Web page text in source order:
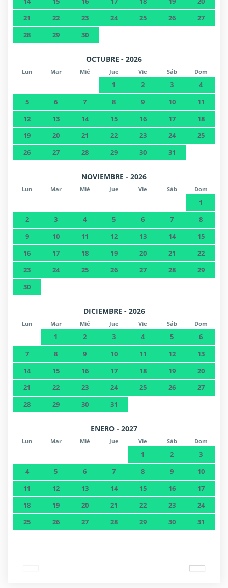
21
22 23 24 25 26
27
28
29 30
OCTUBRE - 2026
Lun Mar Mié Jue Vie Sáb Dom
1 2 3
4
5
6 7 8 9 10
11
12
13 14 15 16 17
18
19
20 21 22 23 24
25
26
27 28 29 30 31
NOVIEMBRE - 2026
Lun Mar Mié Jue Vie Sáb Dom
1
2
3 4 5 6 7
8
9
10 11 12 13 14
15
16
17 18 19 20 21
22
23
24 25 26 27 28
29
30
DICIEMBRE - 2026
Lun Mar Mié Jue Vie Sáb Dom
1 2 3 4 5
6
7
8 9 10 11 12
13
14
15 16 17 18 19
20
21
22 23 24 25 26
27
28
29 30 31
ENERO - 2027
Lun Mar Mié Jue Vie Sáb Dom
1 2
3
4
5 6 7 8 9
10
11
12 13 14 15 16
17
18
19 20 21 22 23
24
25
26 27 28 29 30 31